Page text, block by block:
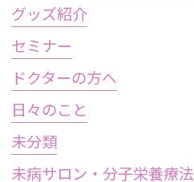
グッズ紹介
セミナー
ドクターの方へ
日々のこと
未分類
未病サロン・分子栄養療法